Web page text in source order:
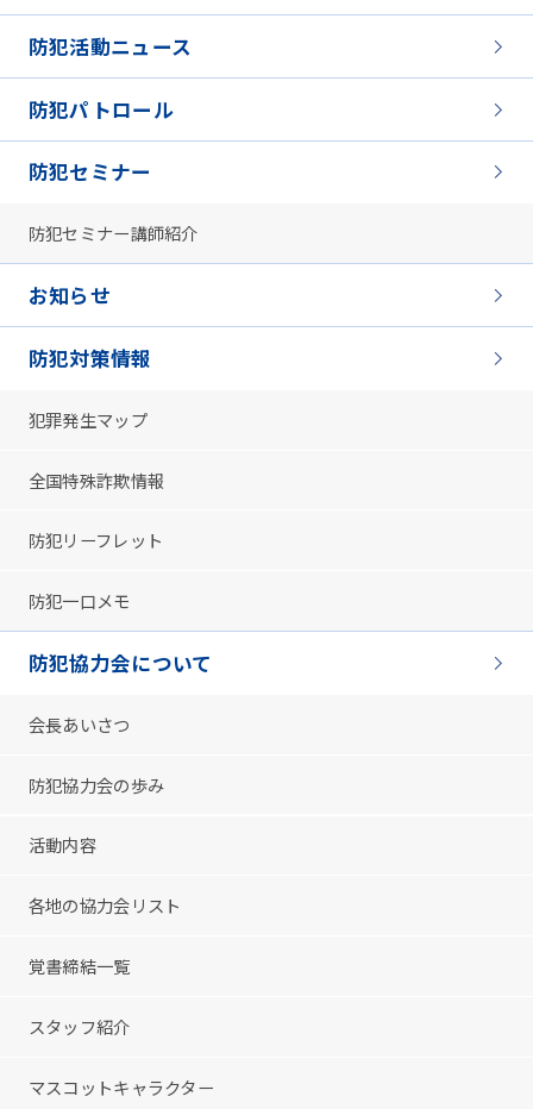
防犯活動ニュース
防犯パトロール
防犯セミナー
防犯セミナー講師紹介
お知らせ
防犯対策情報
犯罪発生マップ
全国特殊詐欺情報
防犯リーフレット
防犯一口メモ
防犯協力会について
会長あいさつ
防犯協力会の歩み
活動内容
各地の協力会リスト
覚書締結一覧
スタッフ紹介
マスコットキャラクター